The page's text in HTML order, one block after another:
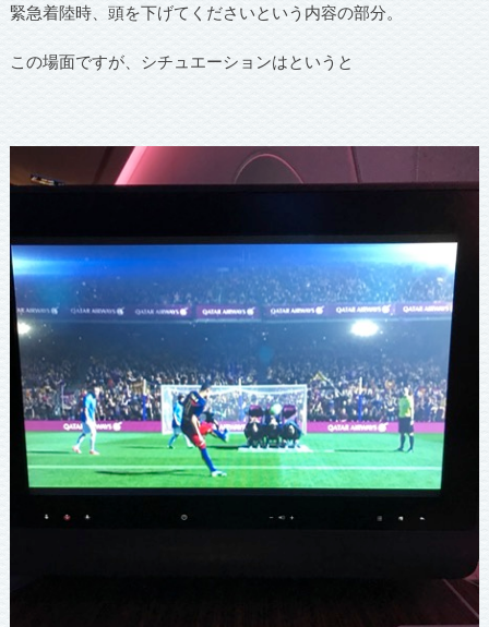
緊急着陸時、頭を下げてくださいという内容の部分。
この場面ですが、シチュエーションはというと